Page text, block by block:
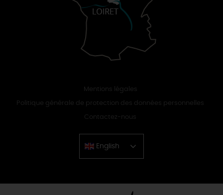
Mentions légales
Politique générale de protection des données personnelles
Contactez-nous
English
Chinese